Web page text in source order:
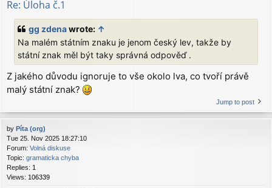
Re: Úloha č.1
gg zdenawrote: ↑
Na malém státním znaku je jenom český lev, takže by
státní znak měl být taky správná odpověď .
Z jakého důvodu ignoruje to vše okolo lva, co tvoří právě
malý státní znak?
Jump to post
by Píta (org)
Tue 25. Nov 2025 18:27:10
Forum: Volná diskuse
Topic: gramaticka chyba
Replies: 1
Views: 106339